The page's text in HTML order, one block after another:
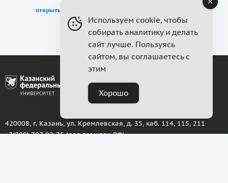
открыть
420008, г. Казань, ул. Кремлевская, д. 35, каб. 114, 115, 211
+7(800) 707-92-75(для граждан РФ)
Используем cookie, чтобы
собирать аналитику и делать
сайт лучше. Пользуясь
сайтом, вы соглашаетесь с
этим
Хорошо